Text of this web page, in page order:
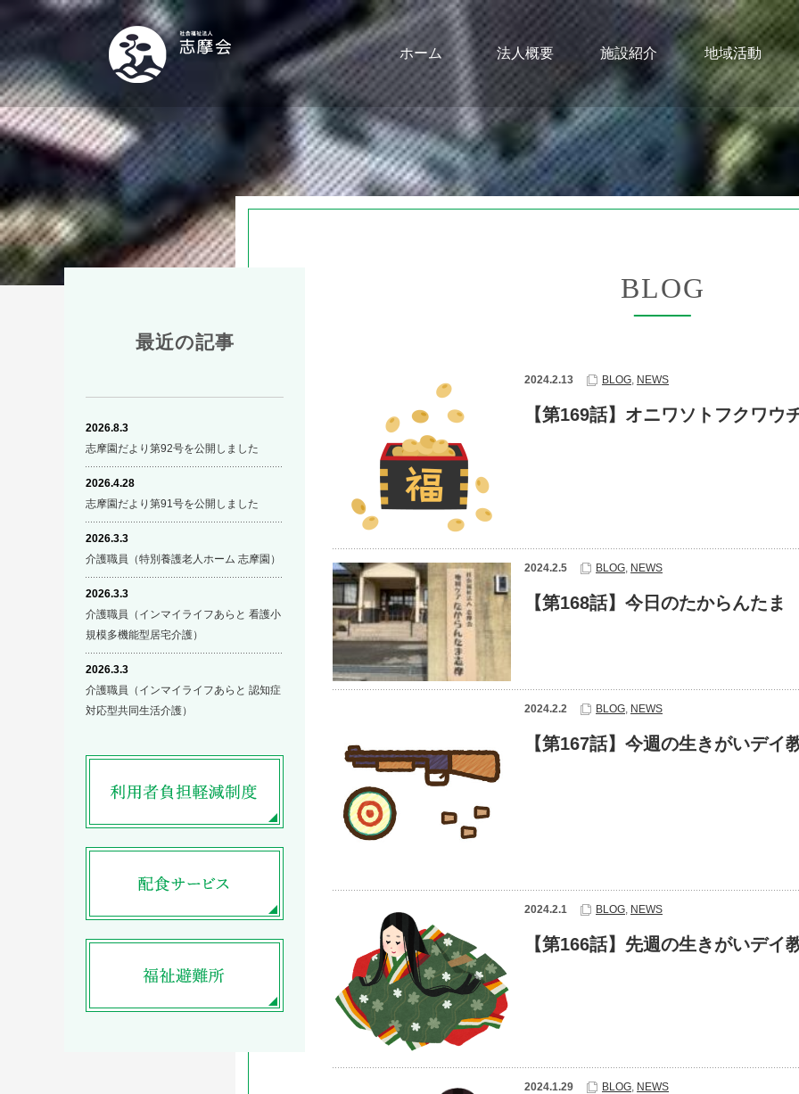
ホーム 法人概要 施設紹介 地域活動
BLOG
2024.2.13 BLOG, NEWS
【第169話】オニワソトフクワウ
2024.2.5 BLOG, NEWS
【第168話】今日のたからんたま
2024.2.2 BLOG, NEWS
【第167話】今週の生きがいデイ
2024.2.1 BLOG, NEWS
【第166話】先週の生きがいデイ
2024.1.29 BLOG, NEWS
最近の記事
2026.8.3
志摩園だより第92号を公開しました
2026.4.28
志摩園だより第91号を公開しました
2026.3.3
介護職員（特別養護老人ホーム 志摩園）
2026.3.3
介護職員（インマイライフあらと 看護小
規模多機能型居宅介護）
2026.3.3
介護職員（インマイライフあらと 認知症
対応型共同生活介護）